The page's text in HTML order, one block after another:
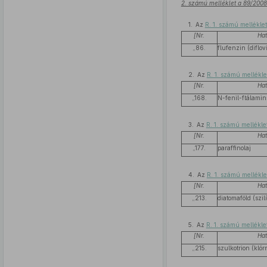
2. számú melléklet a 89/
1. Az R. 1. számú
[Nr.
„86.
flufenzin
2. Az R. 1. számú
[Nr.
„168.
N-fenil-
3. Az R. 1. számú
[Nr.
„177.
paraffinolaj
4. Az R. 1. számú
[Nr.
„213.
diatomaföld
5. Az R. 1. számú
[Nr.
„215.
szulkotrion